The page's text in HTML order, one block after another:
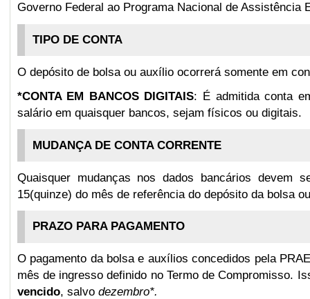
Governo Federal ao Programa Nacional de Assistência
TIPO DE CONTA
O depósito de bolsa ou auxílio ocorrerá somente em
*CONTA EM BANCOS DIGITAIS: É admitida conta
salário em quaisquer bancos, sejam físicos ou digitais.
MUDANÇA DE CONTA CORRENTE
Quaisquer mudanças nos dados bancários devem
15(quinze) do mês de referência do depósito da bolsa
PRAZO PARA PAGAMENTO
O pagamento da bolsa e auxílios concedidos pela
mês de ingresso definido no Termo de Compromisso.
vencido, salvo dezembro*.